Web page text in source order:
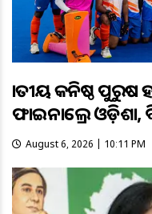
ଜାତୀୟ କନିଷ୍ଠ ପୁରୁଷ
ଫାଇନାଲ୍ରେ ଓଡ଼ିଶା,
August 6, 2026 | 10:11 PM